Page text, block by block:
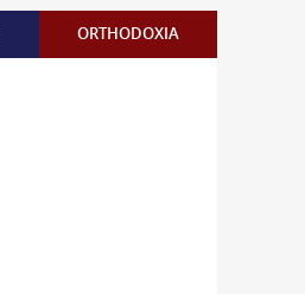
ORTHODOXIA